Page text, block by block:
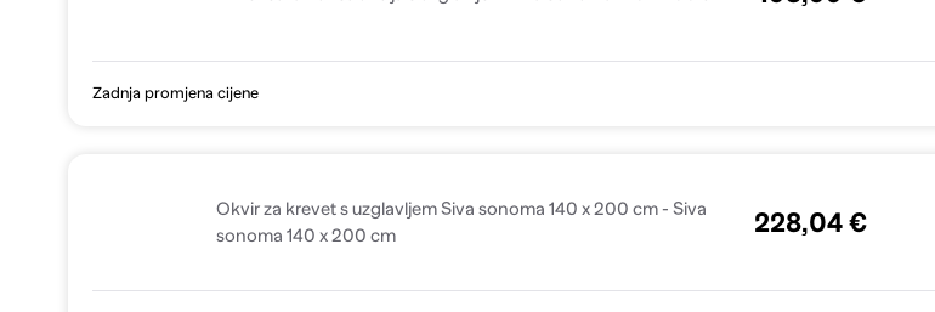
Zadnja promjena cijene
Okvir za krevet s uzglavljem Siva sonoma 140 x 200 cm - Siva
sonoma 140 x 200 cm
228,04 €